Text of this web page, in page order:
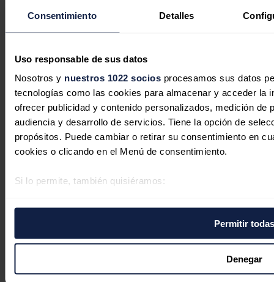
Consentimiento Detalles
Uso responsable de sus datos
Nosotros y nuestros 1022 sociosprocesamos sus datos
tecnologías como las cookies para almacenar y acceder la
ofrecer publicidad y contenido personalizados, medición de
audiencia y desarrollo de servicios. Tiene la opción de
propósitos. Puede cambiar o retirar su consentimiento en
cookies o clicando en el Menú de consentimiento.
Si lo permite, también quisiéramos:
Identificar su dispositivo analizándolo activamente
digitales)
Obtenga más información sobre cómo se procesan sus
lasección de datos. Puede cambiar o retirar su
Permitir todas
Denegar
Política energética
Mercados
Eléctricas
Petróleo & Gas
Videopodcast
NET ZERO
Movilidad
Almacenamiento
Top 10
Digitalización